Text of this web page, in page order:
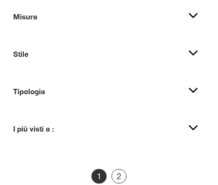
Misura
Stile
Tipologia
I più visti a :
1 2